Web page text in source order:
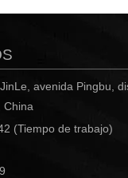
avenida Pingbu,
China
(Tiempo de trabajo)